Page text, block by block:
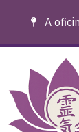
A